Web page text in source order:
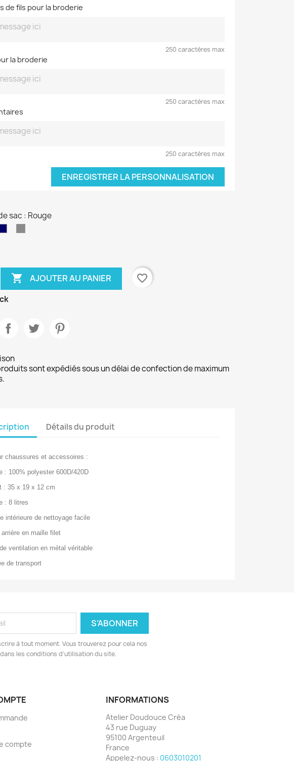
de fils pour la broderie
250 caractères max
la broderie
250 caractères max
250 caractères max
ENREGISTRER LA PERSONNALISATION
sac : Rouge
 AJOUTER AU PANIER
favorite_border
sont expédiés sous un délai de confection de maximum
Détails du produit
chaussures et accessoires :
: 100% polyester 600D/420D
: 35 x 19 x 12 cm
: 8 litres
intérieure de nettoyage facile
en maille filet
ventilation en métal véritable
de transport
à tout moment. Vous trouverez pour cela nos
les conditions d'utilisation du site.
compte
INFORMATIONS
Atelier Doudouce Créa
43 rue Duguay
95100 Argenteuil
France
Appelez-nous : 0603010201